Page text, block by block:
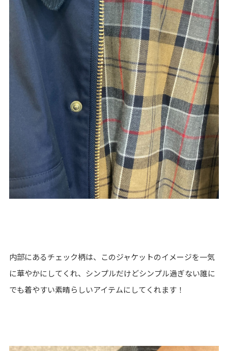
内部にあるチェック柄は、このジャケットのイメージを一気
に華やかにしてくれ、シンプルだけどシンプル過ぎない誰に
でも着やすい素晴らしいアイテムにしてくれます！